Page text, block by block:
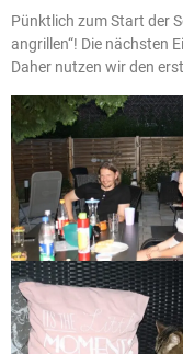
Pünktlich zum Start der
angrillen“! Die nächsten
Daher nutzen wir den